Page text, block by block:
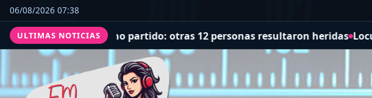
06/08/2026 07:38
ULTIMAS NOTICIAS
partido: otras 12 personas resultaron heridas Locura por Vozinha en